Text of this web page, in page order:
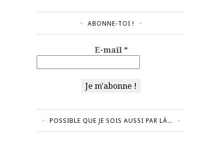
ABONNE-TOI !
E-mail*
POSSIBLE QUE JE SOIS AUSSI PAR LÀ…